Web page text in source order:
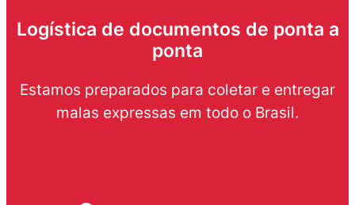
Logística de documentos de ponta a
ponta
Estamos preparados para coletar e entregar
malas expressas em todo o Brasil.